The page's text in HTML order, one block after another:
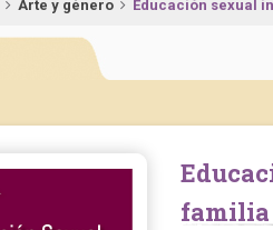
Arte y género Educación sexual
Educación sexual integral para charlar en
familia